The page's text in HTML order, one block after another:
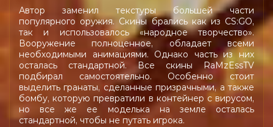
Автор заменил текстуры большей части
популярного оружия. Скины брались как из CS:GO,
так и использовалось «народное творчество».
Вооружение полноценное, обладает всеми
необходимыми анимациями. Однако часть из них
осталась стандартной. Все скины RaMzEssTV
подбирал самостоятельно. Особенно стоит
выделить гранаты, сделанные призрачными, а также
бомбу, которую превратили в контейнер с вирусом,
но все же ее моделька на земле осталась
стандартной, чтобы не путать игрока.